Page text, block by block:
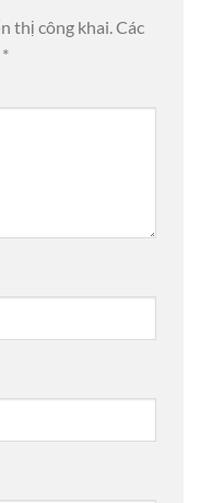
thị công khai. Các
*